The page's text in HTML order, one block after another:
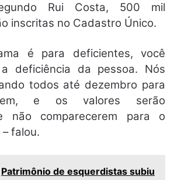
Rui Costa, 500 mil
inscritas no Cadastro Único.
é para deficientes, você
deficiência da pessoa. Nós
todos até dezembro para
e os valores serão
não comparecerem para o
falou.
Patrimônio de esquerdistas subiu